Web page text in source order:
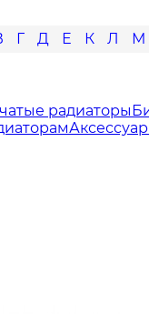
Г Д Е К Л М
радиаторы